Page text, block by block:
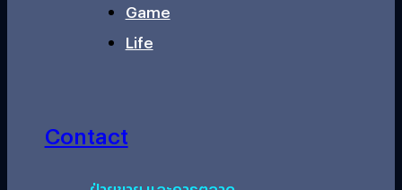
Game
Life
Contact